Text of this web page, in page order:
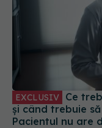
EXCLUSIV
și când trebuie
Pacientul nu are